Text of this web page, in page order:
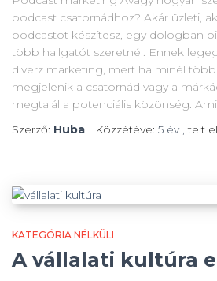
podcast csatornádhoz? Akár üzleti,
podcastot készítesz, egy dologban
több hallgatót szeretnél. Ennek
diverz marketing, mert ha minél
megjelenik a csatornád vagy a
megtalál a potenciális közönség.
Szerző: Huba | Közzétéve: 5 év,telt
KATEGÓRIA NÉLKÜLI
A vállalati kultúra